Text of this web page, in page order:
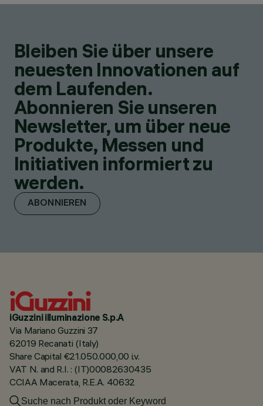
Bleiben Sie über unsere
neuesten Innovationen auf
dem Laufenden.
Abonnieren Sie unseren
Newsletter, um über neue
Produkte, Messen und
Initiativen informiert zu
werden.
ABONNIEREN
iGuzzini illuminazione S.p.A
Via Mariano Guzzini 37
62019 Recanati (Italy)
Share Capital €21.050.000,00 i.v.
VAT N. and R.I. : (IT)00082630435
CCIAA Macerata, R.E.A. 40632